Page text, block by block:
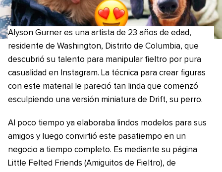
Alyson Gurner es una artista de 23 años de edad,
residente de Washington, Distrito de Columbia, que
descubrió su talento para manipular fieltro por pura
casualidad en Instagram. La técnica para crear figuras
con este material le pareció tan linda que comenzó
esculpiendo una versión miniatura de Drift, su perro.
Al poco tiempo ya elaboraba lindos modelos para sus
amigos y luego convirtió este pasatiempo en un
negocio a tiempo completo. Es mediante su página
Little Felted Friends (Amiguitos de Fieltro), de